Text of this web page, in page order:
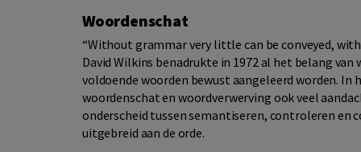
Woordenschat
“Without grammar very little can be conveyed,
David Wilkins benadrukte in 1972 al het belang
voldoende woorden bewust aangeleerd worden. In
woordenschat en woordverwerving ook veel
onderscheid tussen semantiseren, controleren en
uitgebreid aan de orde.